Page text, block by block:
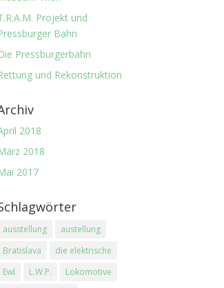
Projekt und
Bahn
Pressburgerbahn
und Rekonstruktion
2018
2018
2017
ausstellung
austellung
Bratislava
die elektrische
Ewl
L.W.P.
Lokomotive